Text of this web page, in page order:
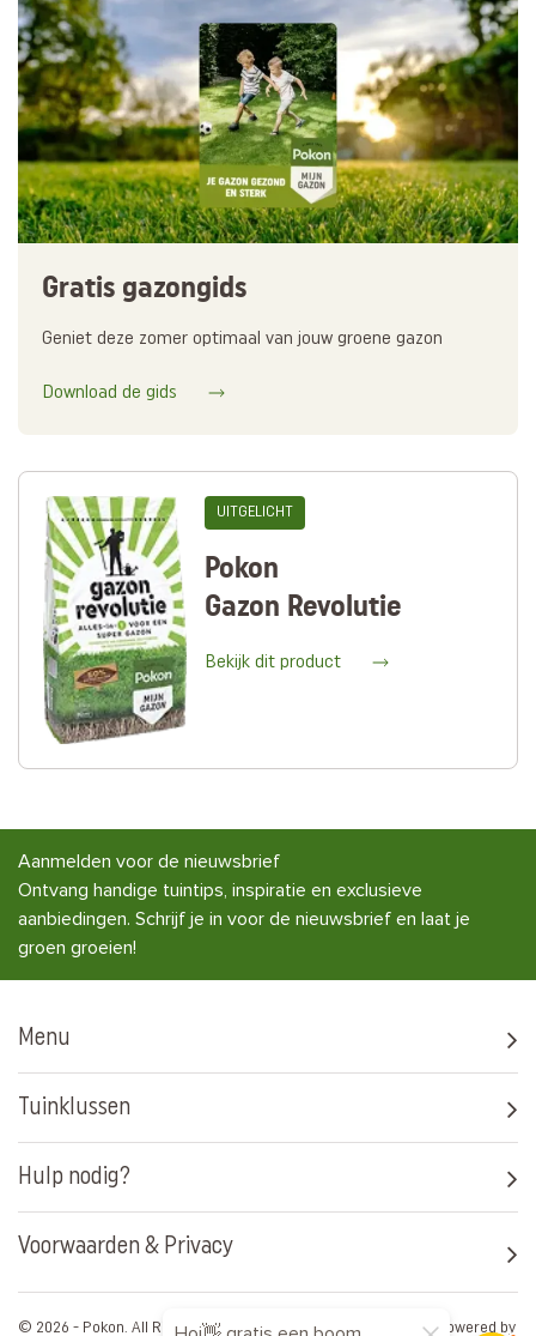
Gratis gazongids
Geniet deze zomer optimaal van jouw groene gazon
Download de gids
UITGELICHT
Pokon
Gazon Revolutie
Bekijk dit product
Aanmelden voor de nieuwsbrief
Ontvang handige tuintips, inspiratie en exclusieve
aanbiedingen. Schrijf je in voor de nieuwsbrief en laat je
groen groeien!
Menu
Tuinklussen
Hulp nodig?
Voorwaarden & Privacy
© 2026 - Pokon. All Rights Reserved. Artwork byMedia ArtistsPowered by